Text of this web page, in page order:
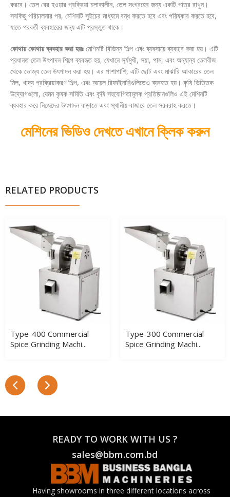
করবে। তেল বের হওয়ার প্রক্রিয়া চলাকালীন, তেল সংগ্রহের জন্য একটি পাত্র রাখুন।
সবকিছু পরিচালনার পর, মেশিনটি সুইচের মাধ্যমে বন্ধ করতে হবে এবং পরিষ্কার করতে হবে,
যাতে পরবর্তী ব্যবহারের জন্য এটি প্রস্তুত থাকে।
কোথায় কোথায় ব্যবহার করা হয়ঃ মেশিনটি বিভিন্ন শিল্প এবং ব্যবসায়ে ব্যবহার করা হয়। এটি
প্রধানত তেল উৎপাদন শিল্পে ব্যবহৃত হয়, যেখানে সূর্যমুখী, সয়া, পাম, এবং অন্যান্য তেলবীজ
থেকে ভোজ্য তেল উৎপাদন করা হয়। এর পাশাপাশি, এটি ছোট এবং মাঝারি আকারের তেল
মিল, খাদ্য প্রক্রিয়াকরণ শিল্প, এবং অয়েল রিফাইনারিগুলিতেও ব্যবহৃত হয়। কৃষি ভিত্তিক
উদ্যোগগুলো, যেমন কৃষক সমিতি এবং কৃষি সহযোগিতামূলক প্রতিষ্ঠানগুলিও এই মেশিনটি
ব্যবহার করে নিজেদের উৎপাদন বাড়াতে এবং স্থানীয় বাজারে তেল সরবরাহ করতে।
মেশিনের ভিডিও দেখতে এখানে ক্লিক করুন
RELATED PRODUCTS
Type-400 Commercial
Spice Grinding Machi...
Type-300 Commercial
Spice Grinding Machi...
READY TO WORK WITH US ?
sales@bbm.com.bd
Having showrooms in three different locations across